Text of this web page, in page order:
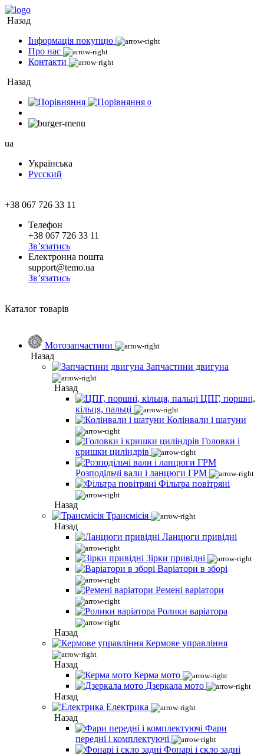
Назад
Інформація покупцю
Про нас
Контакти
Назад
0
ua
Українська
Русский
+38 067 726 33 11
Телефон
+38 067 726 33 11
Зв’язатись
Електронна пошта
support@temo.ua
Зв’язатись
Каталог товарів
Мотозапчастини
Назад
Запчастини двигуна
Назад
ЦПГ, поршні,
кільця, пальці
Колінвали і шатуни
Головки і
кришки циліндрів
Розподільчі вали і ланцюги ГРМ
Фільтра повітряні
Назад
Трансмісія
Назад
Ланцюги привідні
Зірки привідні
Варіатори в зборі
Ремені варіатори
Ролики варіатора
Назад
Кермове управління
Назад
Керма мото
Дзеркала мото
Назад
Електрика
Назад
Фари
передні і комплектуючі
Фонарі і скло задні